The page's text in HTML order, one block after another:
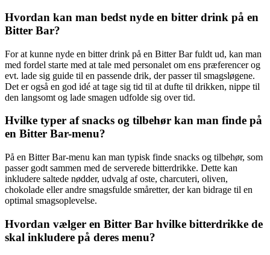
Hvordan kan man bedst nyde en bitter drink på en
Bitter Bar?
For at kunne nyde en bitter drink på en Bitter Bar fuldt ud, kan man
med fordel starte med at tale med personalet om ens præferencer og
evt. lade sig guide til en passende drik, der passer til smagsløgene.
Det er også en god idé at tage sig tid til at dufte til drikken, nippe til
den langsomt og lade smagen udfolde sig over tid.
Hvilke typer af snacks og tilbehør kan man finde på
en Bitter Bar-menu?
På en Bitter Bar-menu kan man typisk finde snacks og tilbehør, som
passer godt sammen med de serverede bitterdrikke. Dette kan
inkludere saltede nødder, udvalg af oste, charcuteri, oliven,
chokolade eller andre smagsfulde småretter, der kan bidrage til en
optimal smagsoplevelse.
Hvordan vælger en Bitter Bar hvilke bitterdrikke de
skal inkludere på deres menu?